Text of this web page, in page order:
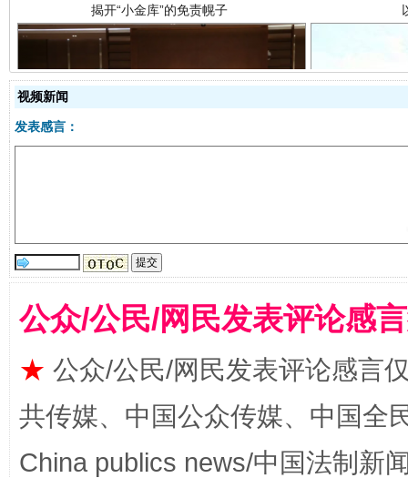
全民健身五年计划来了！等你上场
视频新闻
发表感言：
公众/公民/网民发表评论感
★ 公众/公民/网民发表评论感言
共传媒、中国公众传媒、中国全
China publics news/中国法制新